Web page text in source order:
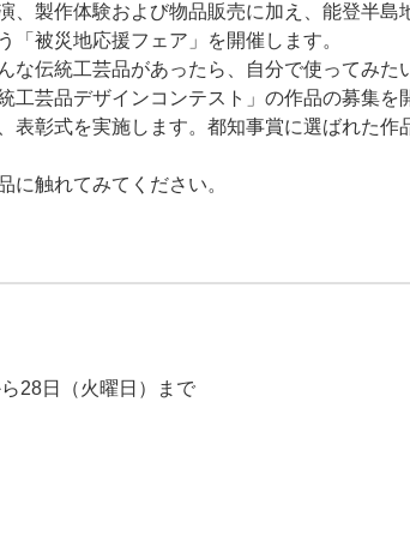
、製作体験および物品販売に加え、能登半
「被災地応援フェア」を開催します。
な伝統工芸品があったら、自分で使ってみた
工芸品デザインコンテスト」の作品の募集
表彰式を実施します。都知事賞に選ばれた
に触れてみてください。
28日（火曜日）まで